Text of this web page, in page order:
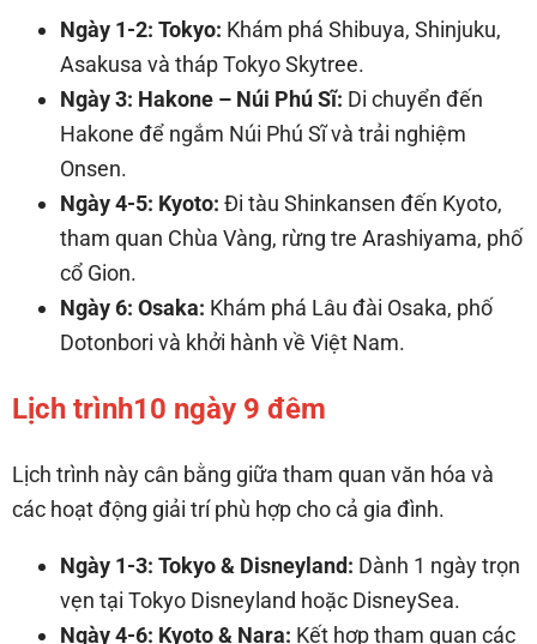
Ngày 1-2: Tokyo: Khám phá Shibuya, Shinjuku,
Asakusa và tháp Tokyo Skytree.
Ngày 3: Hakone – Núi Phú Sĩ: Di chuyển đến
Hakone để ngắm Núi Phú Sĩ và trải nghiệm
Onsen.
Ngày 4-5: Kyoto: Đi tàu Shinkansen đến Kyoto,
tham quan Chùa Vàng, rừng tre Arashiyama, phố
cổ Gion.
Ngày 6: Osaka: Khám phá Lâu đài Osaka, phố
Dotonbori và khởi hành về Việt Nam.
Lịch trình10 ngày 9 đêm
Lịch trình này cân bằng giữa tham quan văn hóa và
các hoạt động giải trí phù hợp cho cả gia đình.
Ngày 1-3: Tokyo & Disneyland: Dành 1 ngày trọn
vẹn tại Tokyo Disneyland hoặc DisneySea.
Ngày 4-6: Kyoto & Nara: Kết hợp tham quan các